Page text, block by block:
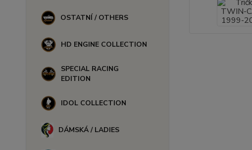
OSTATNÍ / OTHERS
HD ENGINE COLLECTION
SPECIAL RACING
EDITION
IDOL COLLECTION
DÁMSKÁ / LADIES